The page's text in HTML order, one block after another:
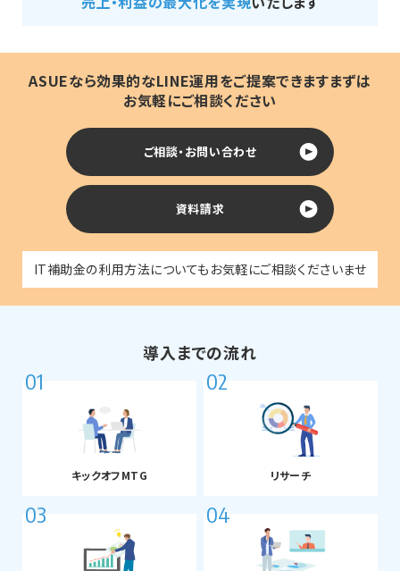
ASUEなら効果的なLINE運用をご提案できますまずは
お気軽にご相談ください
ご相談・お問い合わせ
資料請求
IT補助金の利用方法についてもお気軽にご相談くださいませ
導入までの流れ
01
キックオフMTG
02
リサーチ
03 04